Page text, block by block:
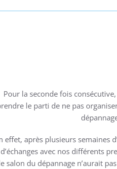
Pour la seconde fois
le parti de ne pas
effet, après plusieurs semaines
avec nos différents
salon du dépannage n’aurait